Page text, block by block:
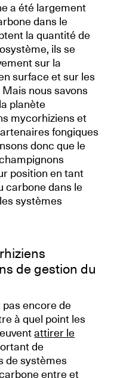
a été largement
dans le
la quantité de
ils se
sur la
surface et sur les
nous savons
planète
mycorhiziens et
fongiques
donc que le
position en tant
carbone dans le
systèmes
de gestion du
pas encore de
à quel point les
attirer le
de
de systèmes
entre et